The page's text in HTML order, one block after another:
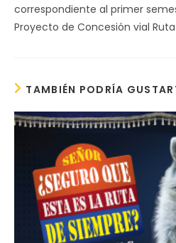
correspondiente al primer
Proyecto de Concesión vial
TAMBIÉN PODRÍA